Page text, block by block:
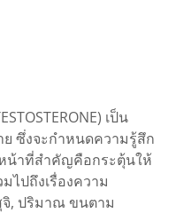
เป็น
ซึ่งจะกำหนดความรู้สึก
น้าที่สำคัญคือกระตุ้นให้
ไปถึงเรื่องความ
จิ, ปริมาณ ขนตาม